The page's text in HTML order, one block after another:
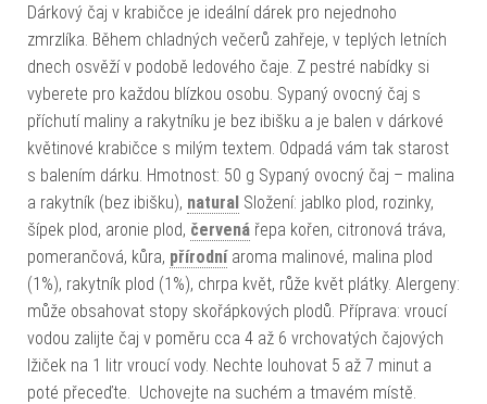
Dárkový čaj v krabičce je ideální dárek pro nejednoho
zmrzlíka. Během chladných večerů zahřeje, v teplých letních
dnech osvěží v podobě ledového čaje. Z pestré nabídky si
vyberete pro každou blízkou osobu. Sypaný ovocný čaj s
příchutí maliny a rakytníku je bez ibišku a je balen v dárkové
květinové krabičce s milým textem. Odpadá vám tak starost
s balením dárku. Hmotnost: 50 g Sypaný ovocný čaj – malina
a rakytník (bez ibišku), natural Složení: jablko plod, rozinky,
šípek plod, aronie plod, červená řepa kořen, citronová tráva,
pomerančová, kůra, přírodníaroma malinové, malina plod
(1%), rakytník plod (1%), chrpa květ, růže květ plátky. Alergeny:
může obsahovat stopy skořápkových plodů. Příprava: vroucí
vodou zalijte čaj v poměru cca 4 až 6 vrchovatých čajových
lžiček na 1 litr vroucí vody. Nechte louhovat 5 až 7 minut a
poté přeceďte. Uchovejte na suchém a tmavém místě.